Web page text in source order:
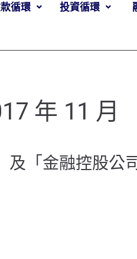
循環 投資循環
年 11 月
及「金融控股公